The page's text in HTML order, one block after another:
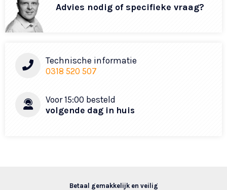
Advies nodig of specifieke vraag?
Technische informatie
0318 520 507
Voor 15:00 besteld
volgende dag in huis
Betaal gemakkelijk en veilig